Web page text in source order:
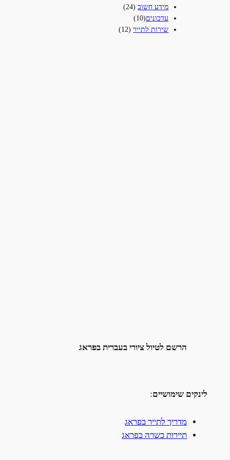
מידע חשוב(24)
עדכונים‎(10)
שירות לתייר(12)
הרשם לטיול ציורי בעברית בפראג
לינקים שימושיים:
מדריך לתייר בפראג
תיירות כשרה בפראג